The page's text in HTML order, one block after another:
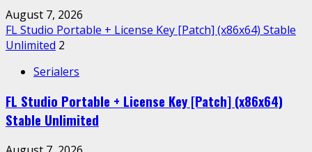
August 7, 2026
FL Studio Portable + License Key [Patch] (x86x64) Stable
Unlimited 2
Serialers
FL Studio Portable + License Key [Patch] (x86x64)
Stable Unlimited